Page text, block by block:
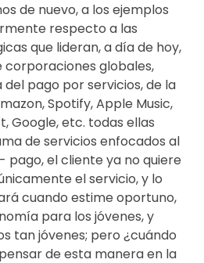
de nuevo, a los ejemplos
respecto a las
que lideran, a día de hoy,
corporaciones globales,
pago por servicios, de la
Spotify, Apple Music,
Google, etc. todas ellas
de servicios enfocados al
pago, el cliente ya no quiere
el servicio, y lo
cuando estime oportuno,
para los jóvenes, y
tan jóvenes; pero ¿cuándo
de esta manera en la